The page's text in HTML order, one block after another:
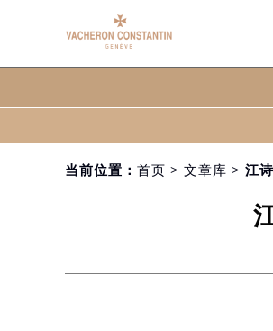
当前位置： 首页 > 文章库 > 江